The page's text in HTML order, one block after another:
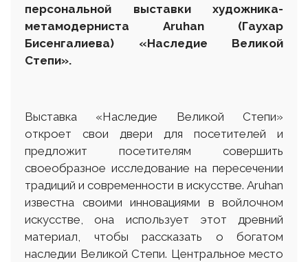
персональной выставки художника-
метамодерниста Aruhan (Гаухар
Бисенгалиева) «Наследие Великой
Степи».
Выставка «Наследие Великой Степи»
откроет свои двери для посетителей и
предложит посетителям совершить
своеобразное исследование на пересечении
традиций и современности в искусстве. Aruhan
известна своими инновациями в войлочном
искусстве, она использует этот древний
материал, чтобы рассказать о богатом
наследии Великой Степи. Центральное место